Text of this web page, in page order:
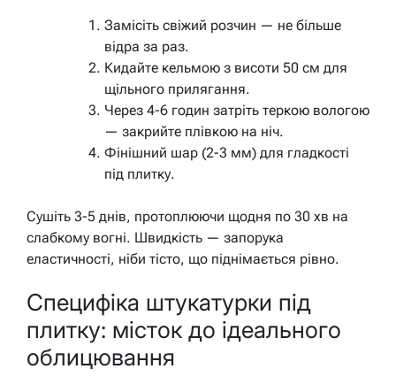
Замісіть свіжий розчин — не більше
відра за раз.
Кидайте кельмою з висоти 50 см для
щільного прилягання.
Через 4-6 годин затріть теркою вологою
— закрийте плівкою на ніч.
Фінішний шар (2-3 мм) для гладкості
під плитку.
Сушіть 3-5 днів, протоплюючи щодня по 30 хв на
слабкому вогні. Швидкість — запорука
еластичності, ніби тісто, що піднімається рівно.
Специфіка штукатурки під
плитку: місток до ідеального
облицювання